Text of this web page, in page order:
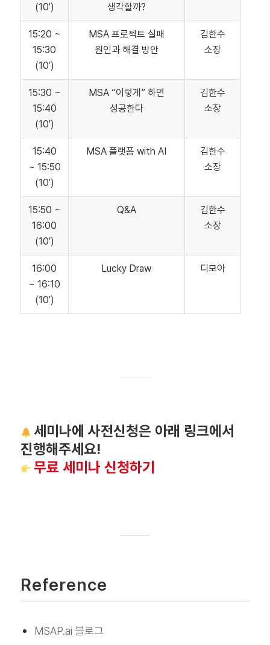
(10′) 생각할까?
15:20 ~
15:30
(10′)
MSA 프로젝트 실패
원인과 해결 방안
김한수
소장
15:30 ~
15:40
(10′)
MSA “이렇게” 하면
성공한다
김한수
소장
15:40
~ 15:50
(10′)
MSA 플랫폼 with AI
김한수
소장
15:50 ~
16:00
(10′)
Q&A
김한수
소장
16:00
~ 16:10
(10′)
Lucky Draw 디모아
세미나에 사전신청은 아래 링크에서
진행해주세요!
무료 세미나 신청하기
Reference
MSAP.ai 블로그